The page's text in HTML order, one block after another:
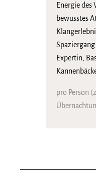
Energie des
bewusstes
Expertin,
pro Person